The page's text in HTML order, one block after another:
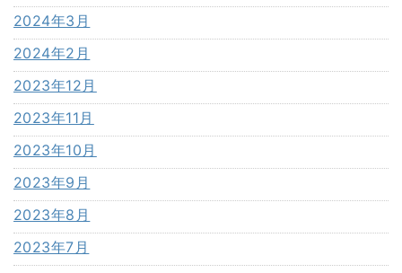
2024年3月
2024年2月
2023年12月
2023年11月
2023年10月
2023年9月
2023年8月
2023年7月